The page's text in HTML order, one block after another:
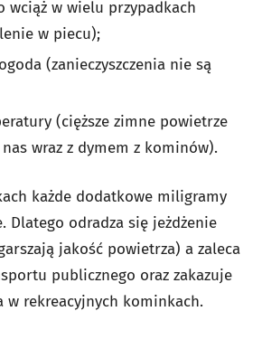
wciąż w wielu przypadkach
w piecu);
(zanieczyszczenia nie są
(cięższe zimne powietrze
wraz z dymem z kominów).
każde dodatkowe miligramy
Dlatego odradza się jeżdżenie
jakość powietrza) a zaleca
publicznego oraz zakazuje
w rekreacyjnych kominkach.